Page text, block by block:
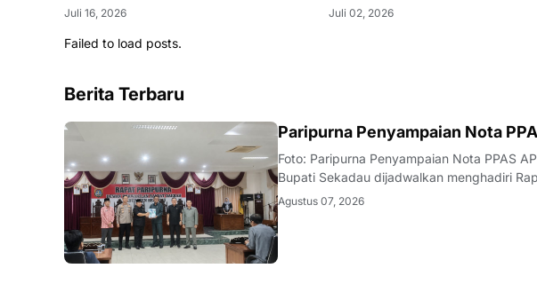
Juli 16, 2026 Juli 02, 2026
Failed to load posts.
Berita Terbaru
DAERAH Paripurna Penyampaian Nota
Foto: Paripurna Penyampaian Nota PPAS
Bupati Sekadau dijadwalkan menghadiri
DPRD Kabupaten Sekadau dengan
Agustus 07, 2026